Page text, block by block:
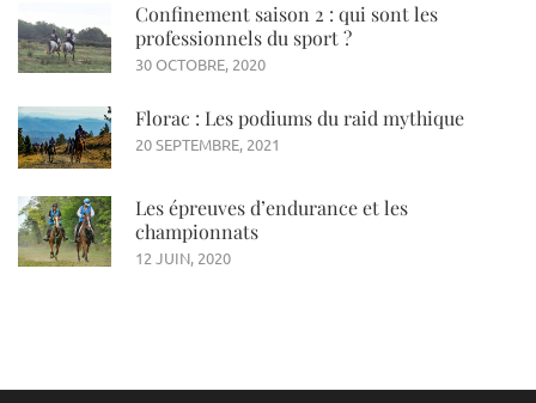
Confinement saison 2 : qui sont les
professionnels du sport ?
30 OCTOBRE, 2020
Florac : Les podiums du raid mythique
20 SEPTEMBRE, 2021
Les épreuves d’endurance et les
championnats
12 JUIN, 2020